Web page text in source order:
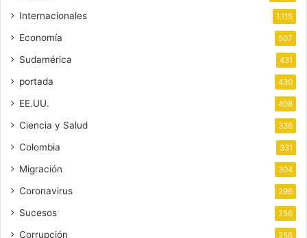
Internacionales 1.115
Economía 507
Sudamérica 431
portada 430
EE.UU. 408
Ciencia y Salud 336
Colombia 331
Migración 304
Coronavirus 296
Sucesos 256
Corrupción 256